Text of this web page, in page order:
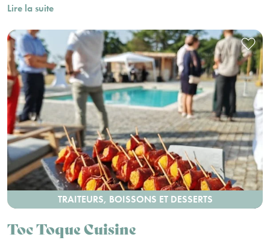
Lire la suite
TRAITEURS, BOISSONS ET DESSERTS
Toc Toque Cuisine